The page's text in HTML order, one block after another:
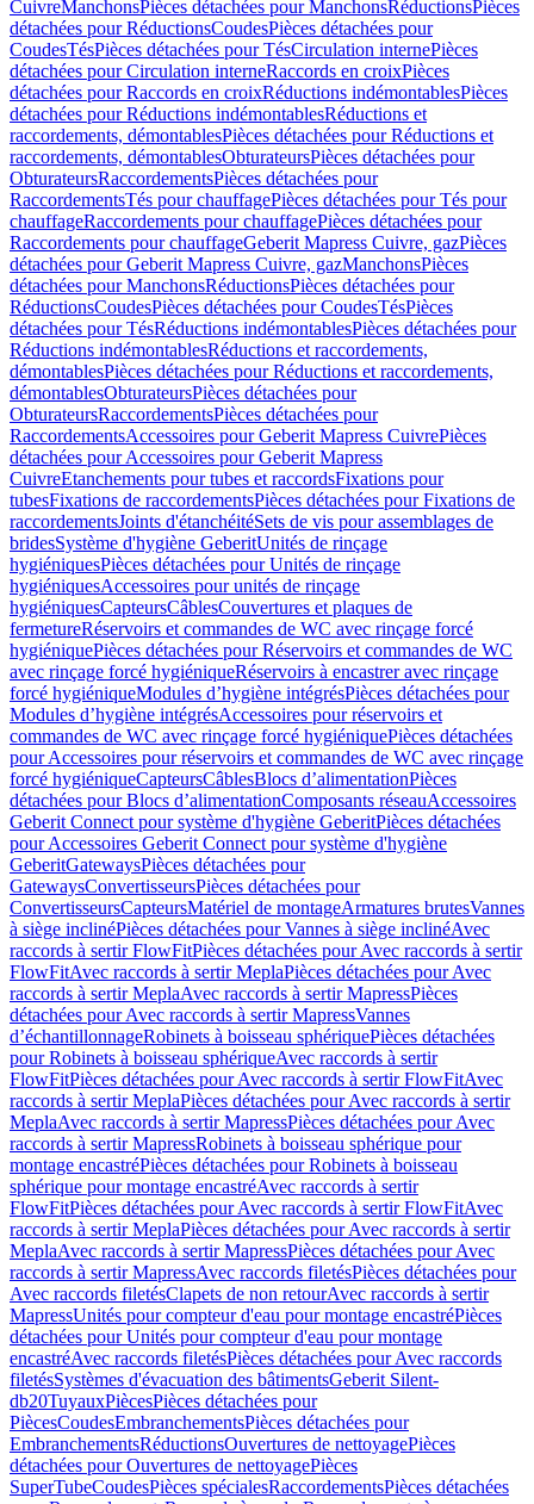
CuivreManchonsPièces détachées pour ManchonsRéductionsPièces
détachées pour RéductionsCoudesPièces détachées pour
CoudesTésPièces détachées pour TésCirculation internePièces
détachées pour Circulation interneRaccords en croixPièces
détachées pour Raccords en croixRéductions indémontablesPièces
détachées pour Réductions indémontablesRéductions et
raccordements, démontablesPièces détachées pour Réductions et
raccordements, démontablesObturateursPièces détachées pour
ObturateursRaccordementsPièces détachées pour
RaccordementsTés pour chauffagePièces détachées pour Tés pour
chauffageRaccordements pour chauffagePièces détachées pour
Raccordements pour chauffageGeberit Mapress Cuivre, gazPièces
détachées pour Geberit Mapress Cuivre, gazManchonsPièces
détachées pour ManchonsRéductionsPièces détachées pour
RéductionsCoudesPièces détachées pour CoudesTésPièces
détachées pour TésRéductions indémontablesPièces détachées pour
Réductions indémontablesRéductions et raccordements,
démontablesPièces détachées pour Réductions et raccordements,
démontablesObturateursPièces détachées pour
ObturateursRaccordementsPièces détachées pour
RaccordementsAccessoires pour Geberit Mapress CuivrePièces
détachées pour Accessoires pour Geberit Mapress
CuivreEtanchements pour tubes et raccordsFixations pour
tubesFixations de raccordementsPièces détachées pour Fixations de
raccordementsJoints d'étanchéitéSets de vis pour assemblages de
bridesSystème d'hygiène GeberitUnités de rinçage
hygiéniquesPièces détachées pour Unités de rinçage
hygiéniquesAccessoires pour unités de rinçage
hygiéniquesCapteursCâblesCouvertures et plaques de
fermetureRéservoirs et commandes de WC avec rinçage forcé
hygiéniquePièces détachées pour Réservoirs et commandes de WC
avec rinçage forcé hygiéniqueRéservoirs à encastrer avec rinçage
forcé hygiéniqueModules d’hygiène intégrésPièces détachées pour
Modules d’hygiène intégrésAccessoires pour réservoirs et
commandes de WC avec rinçage forcé hygiéniquePièces détachées
pour Accessoires pour réservoirs et commandes de WC avec rinçage
forcé hygiéniqueCapteursCâblesBlocs d’alimentationPièces
détachées pour Blocs d’alimentationComposants réseauAccessoires
Geberit Connect pour système d'hygiène GeberitPièces détachées
pour Accessoires Geberit Connect pour système d'hygiène
GeberitGatewaysPièces détachées pour
GatewaysConvertisseursPièces détachées pour
ConvertisseursCapteursMatériel de montageArmatures brutesVannes
à siège inclinéPièces détachées pour Vannes à siège inclinéAvec
raccords à sertir FlowFitPièces détachées pour Avec raccords à sertir
FlowFitAvec raccords à sertir MeplaPièces détachées pour Avec
raccords à sertir MeplaAvec raccords à sertir MapressPièces
détachées pour Avec raccords à sertir MapressVannes
d’échantillonnageRobinets à boisseau sphériquePièces détachées
pour Robinets à boisseau sphériqueAvec raccords à sertir
FlowFitPièces détachées pour Avec raccords à sertir FlowFitAvec
raccords à sertir MeplaPièces détachées pour Avec raccords à sertir
MeplaAvec raccords à sertir MapressPièces détachées pour Avec
raccords à sertir MapressRobinets à boisseau sphérique pour
montage encastréPièces détachées pour Robinets à boisseau
sphérique pour montage encastréAvec raccords à sertir
FlowFitPièces détachées pour Avec raccords à sertir FlowFitAvec
raccords à sertir MeplaPièces détachées pour Avec raccords à sertir
MeplaAvec raccords à sertir MapressPièces détachées pour Avec
raccords à sertir MapressAvec raccords filetésPièces détachées pour
Avec raccords filetésClapets de non retourAvec raccords à sertir
MapressUnités pour compteur d'eau pour montage encastréPièces
détachées pour Unités pour compteur d'eau pour montage
encastréAvec raccords filetésPièces détachées pour Avec raccords
filetésSystèmes d'évacuation des bâtimentsGeberit Silent-
db20TuyauxPiècesPièces détachées pour
PiècesCoudesEmbranchementsPièces détachées pour
EmbranchementsRéductionsOuvertures de nettoyagePièces
détachées pour Ouvertures de nettoyagePièces
SuperTubeCoudesPièces spécialesRaccordementsPièces détachées